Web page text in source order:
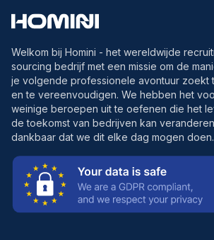
Welkom bij Homini - het wereldwijde
sourcing bedrijf met een missie om de
je volgende professionele avontuur zoekt
en te vereenvoudigen. We hebben het
weinige beroepen uit te oefenen die het
de toekomst van bedrijven kan
dankbaar dat we dit elke dag mogen doen.